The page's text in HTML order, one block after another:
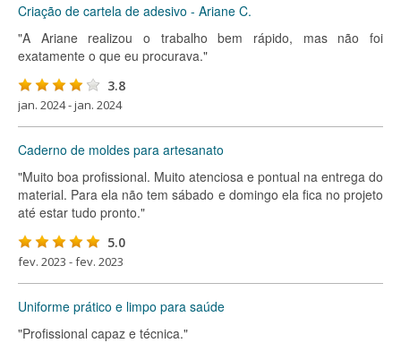
Criação de cartela de adesivo - Ariane C.
"A Ariane realizou o trabalho bem rápido, mas não foi
exatamente o que eu procurava."
3.8
jan. 2024 - jan. 2024
Caderno de moldes para artesanato
"Muito boa profissional. Muito atenciosa e pontual na entrega do
material. Para ela não tem sábado e domingo ela fica no projeto
até estar tudo pronto."
5.0
fev. 2023 - fev. 2023
Uniforme prático e limpo para saúde
"Profissional capaz e técnica."